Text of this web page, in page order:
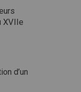
XVIIe
d’un